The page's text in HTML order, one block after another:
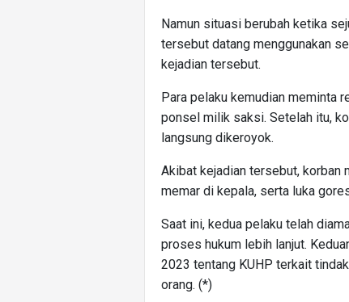
Namun situasi berubah ketika
tersebut datang menggunakan
kejadian tersebut.
Para pelaku kemudian meminta
ponsel milik saksi. Setelah itu,
langsung dikeroyok.
Akibat kejadian tersebut, korban
memar di kepala, serta luka
Saat ini, kedua pelaku telah
proses hukum lebih lanjut.
2023 tentang KUHP terkait
orang. (*)